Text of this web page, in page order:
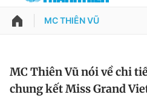
QUẢNG CÁO
Thông tin tài khoản
Đổi mật khẩu
MC THIÊN VŨ
MC Thiên Vũ nói về chi
chung kết Miss Grand